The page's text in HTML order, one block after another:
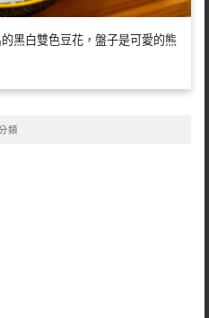
黑白雙色豆花，盤子是可愛的熊
類